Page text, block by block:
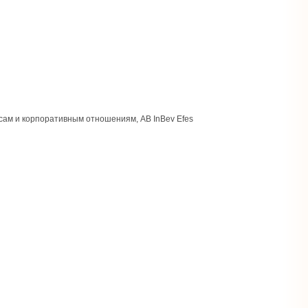
и корпоративным отношениям, AB InBev Efes